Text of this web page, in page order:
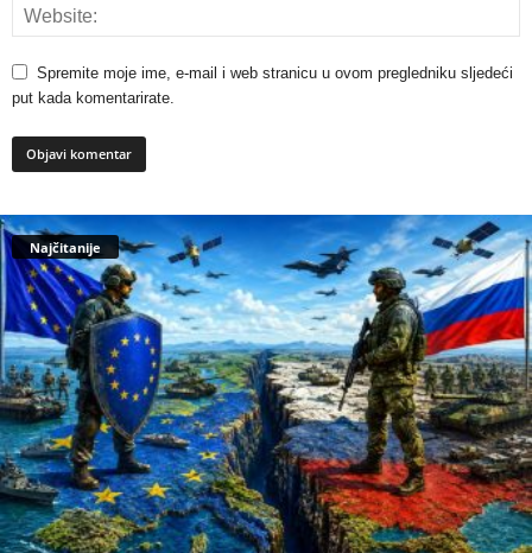
Spremite moje ime, e-mail i web stranicu u ovom pregledniku sljedeći
put kada komentarirate.
Najčitanije